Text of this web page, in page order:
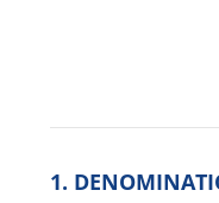
1.